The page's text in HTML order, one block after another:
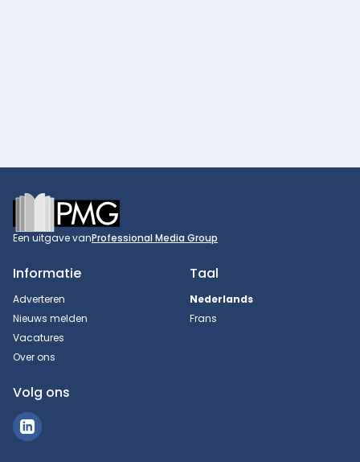
Footer
Een uitgave vanProfessional Media Group
Informatie
Adverteren
Nieuws melden
Vacatures
Over ons
Taal
Nederlands
Frans
Volg ons